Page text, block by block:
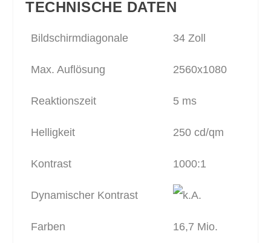
TECHNISCHE DATEN
Bildschirmdiagonale 34 Zoll
Max. Auflösung 2560x1080
Reaktionszeit 5 ms
Helligkeit 250 cd/qm
Kontrast 1000:1
Dynamischer Kontrast
Farben 16,7 Mio.